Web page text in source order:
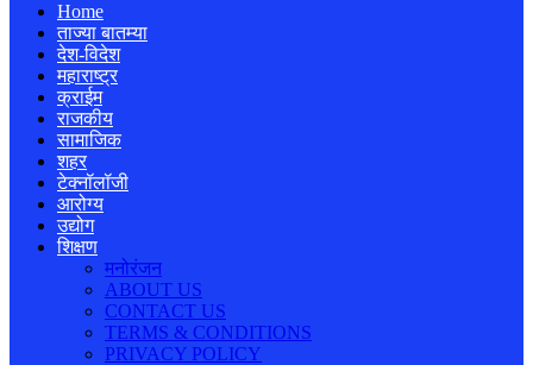
Home
ताज्या बातम्या
देश-विदेश
महाराष्ट्र
क्राईम
राजकीय
सामाजिक
शहर
टेक्नॉलॉजी
आरोग्य
उद्योग
शिक्षण
मनोरंजन
ABOUT US
CONTACT US
TERMS & CONDITIONS
PRIVACY POLICY